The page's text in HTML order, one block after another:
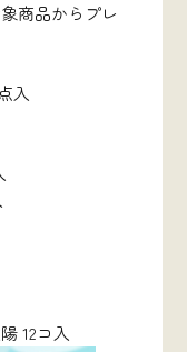
商品からプレ
入
12コ入